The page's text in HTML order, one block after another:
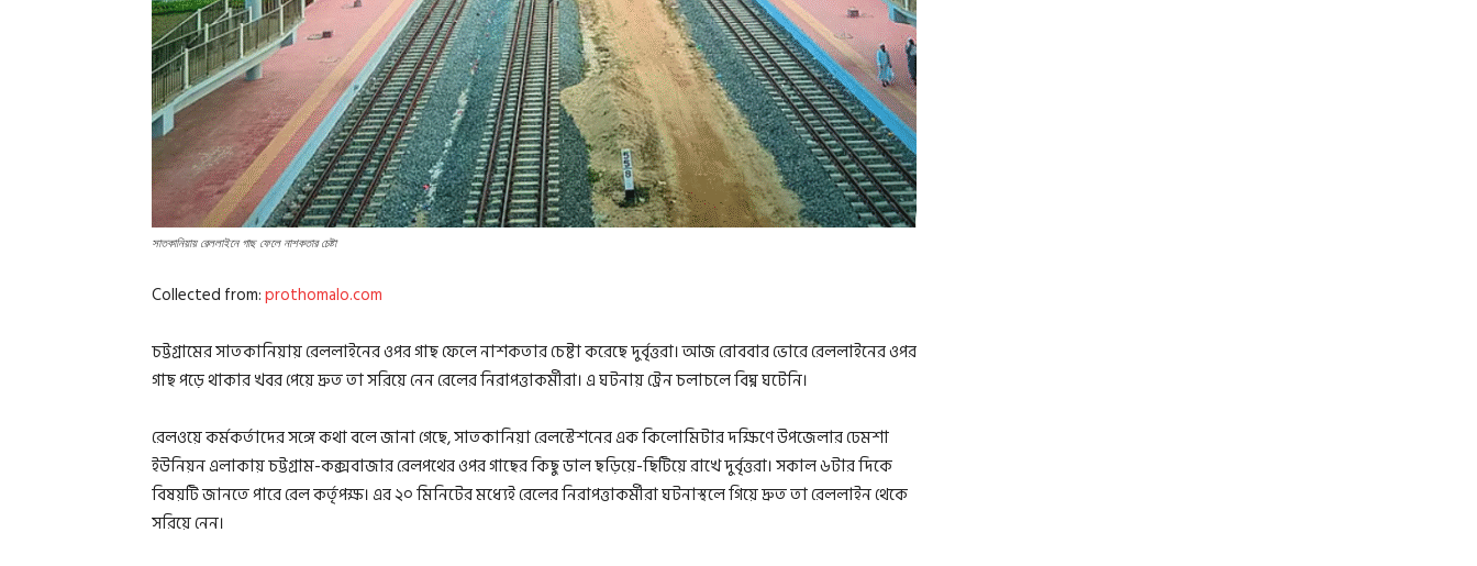
সাতকানিয়ায় রেললাইনে গাছ ফেলে নাশকতার চেষ্টা
Collected from:prothomalo.com
চট্টগ্রামের সাতকানিয়ায় রেললাইনের ওপর গাছ ফেলে নাশকতার চেষ্টা করেছে দুর্বৃত্তরা। আজ রোববার ভোরে রেললাইনের ওপর
গাছ পড়ে থাকার খবর পেয়ে দ্রুত তা সরিয়ে নেন রেলের নিরাপত্তাকর্মীরা। এ ঘটনায় ট্রেন চলাচলে বিঘ্ন ঘটেনি।
রেলওয়ে কর্মকর্তাদের সঙ্গে কথা বলে জানা গেছে, সাতকানিয়া রেলস্টেশনের এক কিলোমিটার দক্ষিণে উপজেলার ঢেমশা
ইউনিয়ন এলাকায় চট্টগ্রাম-কক্সবাজার রেলপথের ওপর গাছের কিছু ডাল ছড়িয়ে-ছিটিয়ে রাখে দুর্বৃত্তরা। সকাল ৬টার দিকে
বিষয়টি জানতে পারে রেল কর্তৃপক্ষ। এর ২০ মিনিটের মধ্যেই রেলের নিরাপত্তাকর্মীরা ঘটনাস্থলে গিয়ে দ্রুত তা রেললাইন থেকে
সরিয়ে নেন।